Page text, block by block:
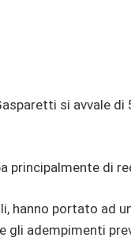
si avvale
principalmente di
hanno portato ad
gli adempimenti